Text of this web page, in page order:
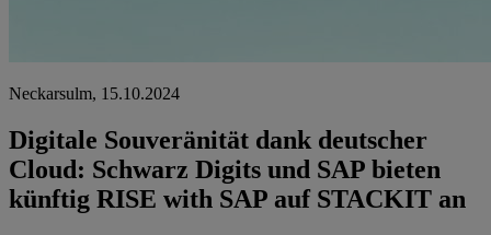
Neckarsulm, 15.10.2024
Digitale Souveränität dank deutscher
Cloud: Schwarz Digits und SAP bieten
künftig RISE with SAP auf STACKIT an